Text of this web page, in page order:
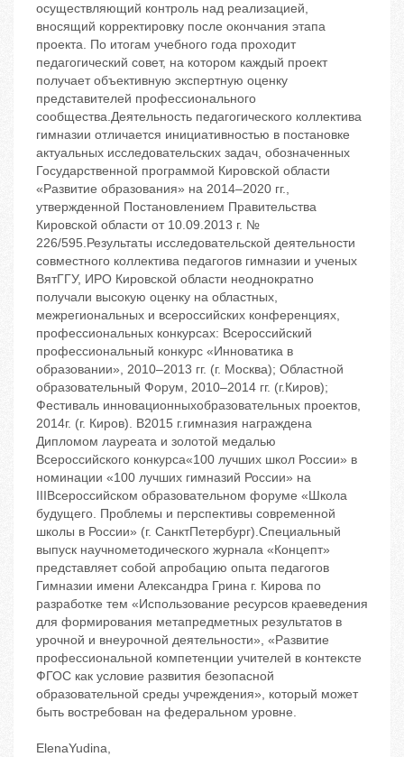
осуществляющий контроль над реализацией,
вносящий корректировку после окончания этапа
проекта. По итогам учебного года проходит
педагогический совет, на котором каждый проект
получает объективную экспертную оценку
представителей профессионального
сообщества.Деятельность педагогического коллектива
гимназии отличается инициативностью в постановке
актуальных исследовательских задач, обозначенных
Государственной программой Кировской области
«Развитие образования» на 2014–2020 гг.,
утвержденной Постановлением Правительства
Кировской области от 10.09.2013 г. №
226/595.Результаты исследовательской деятельности
совместного коллектива педагогов гимназии и ученых
ВятГГУ, ИРО Кировской области неоднократно
получали высокую оценку на областных,
межрегиональных и всероссийских конференциях,
профессиональных конкурсах: Всероссийский
профессиональный конкурс «Инноватика в
образовании», 2010–2013 гг. (г. Москва); Областной
образовательный Форум, 2010–2014 гг. (г.Киров);
Фестиваль инновационныхобразовательных проектов,
2014г. (г. Киров). В2015 г.гимназия награждена
Дипломом лауреата и золотой медалью
Всероссийского конкурса«100 лучших школ России» в
номинации «100 лучших гимназий России» на
IIIВсероссийском образовательном форуме «Школа
будущего. Проблемы и перспективы современной
школы в России» (г. СанктПетербург).Специальный
выпуск научнометодического журнала «Концепт»
представляет собой апробацию опыта педагогов
Гимназии имени Александра Грина г. Кирова по
разработке тем «Использование ресурсов краеведения
для формирования метапредметных результатов в
урочной и внеурочной деятельности», «Развитие
профессиональной компетенции учителей в контексте
ФГОС как условие развития безопасной
образовательной среды учреждения», который может
быть востребован на федеральном уровне.
ElenaYudina,